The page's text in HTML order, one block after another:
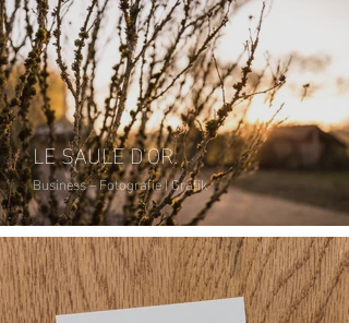
LE SAULE D'OR.
Business – Fotografie | Grafik